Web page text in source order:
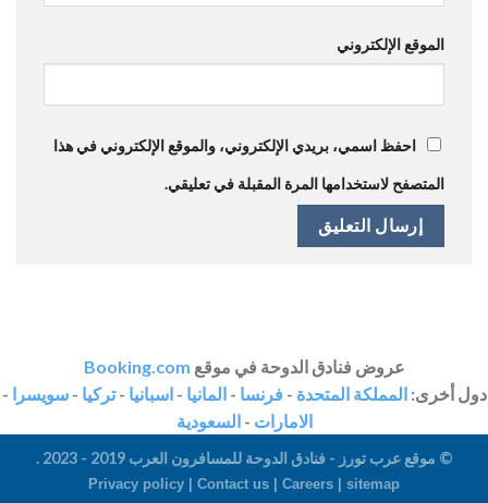
الموقع الإلكتروني
احفظ اسمي، بريدي الإلكتروني، والموقع الإلكتروني في هذا
المتصفح لاستخدامها المرة المقبلة في تعليقي.
عروض فنادق الدوحة في موقع Booking.com
دول أخرى:المملكة المتحدة - فرنسا -المانيا -اسبانيا -تركيا -سويسرا -
الامارات -السعودية
© موقع عرب تورز - فنادق الدوحة للمسافرون العرب 2019 - 2023 .
Privacy policy | Contact us | Careers | sitemap